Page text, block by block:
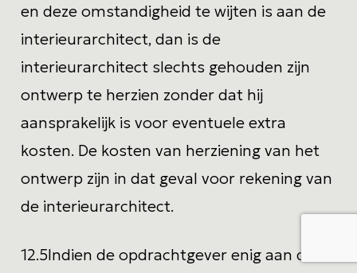
en deze omstandigheid te wijten is aan de
interieurarchitect, dan is de
interieurarchitect slechts gehouden zijn
ontwerp te herzien zonder dat hij
aansprakelijk is voor eventuele extra
kosten. De kosten van herziening van het
ontwerp zijn in dat geval voor rekening van
de interieurarchitect.
12.5Indien de opdrachtgever enig aan de